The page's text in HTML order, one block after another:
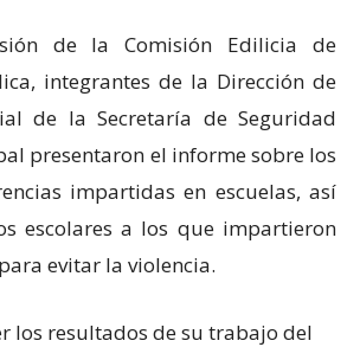
de la Comisión Edilicia de
integrantes de la Dirección de
de la Secretaría de Seguridad
presentaron el informe sobre los
impartidas en escuelas, así
escolares a los que impartieron
evitar la violencia.
los resultados de su trabajo del